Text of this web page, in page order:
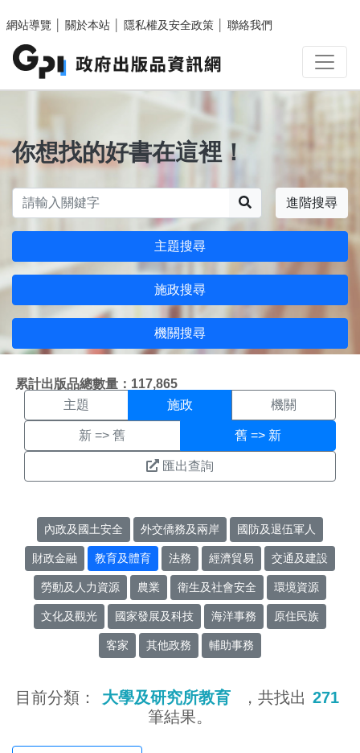
網站導覽
關於本站 隱私權及安全政策 聯絡我們
你想找的好書在這裡！
進階搜尋
主題搜尋
施政搜尋
機關搜尋
累計出版品總數量：117,865
施政搜尋結果頁面
主題 施政 機關
新 => 舊 舊 => 新
匯出查詢
內政及國土安全 外交僑務及兩岸 國防及退伍軍人
財政金融 教育及體育 法務 經濟貿易 交通及建設
勞動及人力資源 農業 衛生及社會安全 環境資源
文化及觀光 國家發展及科技 海洋事務 原住民族
客家 其他政務 輔助事務
目前分類： 大學及研究所教育 ，共找出 271
筆結果。